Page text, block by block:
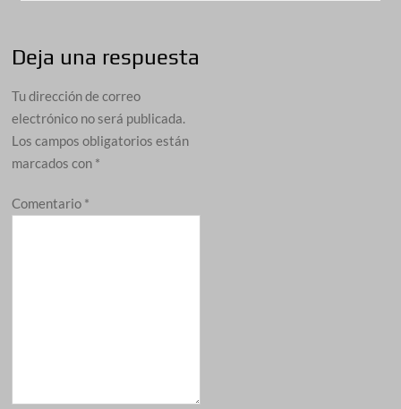
Deja una respuesta
Tu dirección de correo
electrónico no será publicada.
Los campos obligatorios están
marcados con *
Comentario *